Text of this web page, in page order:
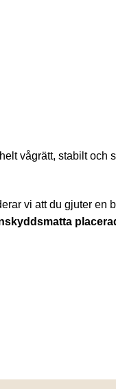
vågrätt, stabilt
vi att du gjuter